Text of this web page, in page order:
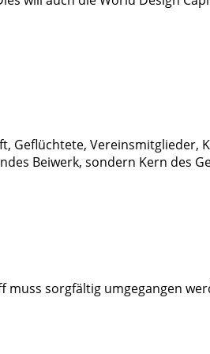
Geflüchtete, Vereinsmitglieder,
Beiwerk, sondern Kern des
muss sorgfältig umgegangen